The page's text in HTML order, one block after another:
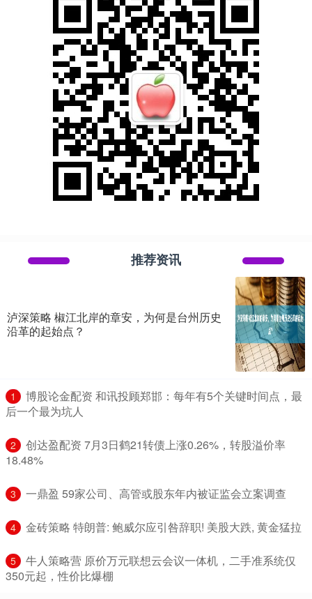
推荐资讯
泸深策略 椒江北岸的章安，为何是台州历史
沿革的起始点？
1
​博股论金配资 和讯投顾郑邯：每年有5个关键时间点，最
后一个最为坑人
2
​创达盈配资 7月3日鹤21转债上涨0.26%，转股溢价率
18.48%
3 ​一鼎盈 59家公司、高管或股东年内被证监会立案调查
4 ​金砖策略 特朗普: 鲍威尔应引咎辞职! 美股大跌, 黄金猛拉
5
​牛人策略营 原价万元联想云会议一体机，二手准系统仅
350元起，性价比爆棚